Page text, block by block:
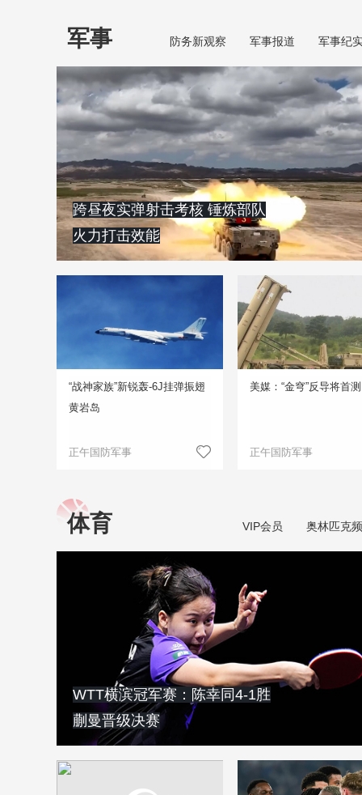
军事 防务新观察 军事报道 军事纪
跨昼夜实弹射击考核 锤炼部队
火力打击效能
“战神家族”新锐轰-6J挂弹振翅
黄岩岛
正午国防军事
美媒：“金穹”反导将首测
正午国防军事
体育 VIP会员 奥林匹克
WTT横滨冠军赛：陈幸同4-1胜
蒯曼晋级决赛